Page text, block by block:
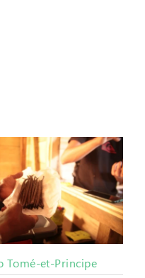
Tomé-et-Principe